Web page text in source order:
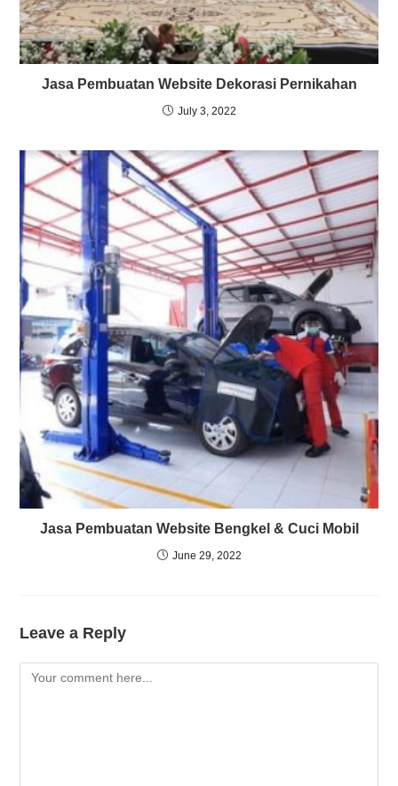
Jasa Pembuatan Website Dekorasi Pernikahan
July 3, 2022
Jasa Pembuatan Website Bengkel & Cuci Mobil
June 29, 2022
Leave a Reply